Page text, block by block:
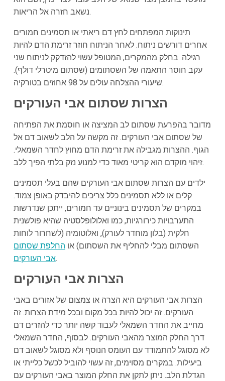
נשאב חזרה אל הריאות.
תינוקות המפתחים לחץ דם ריאתי או תסמינים חמורים
אחרים דורשים ניתוח. לאחר הניתוח חוזר זרימת הדם להיות
רגילה. בחלק מהמקרים, המטופל עשוי להזדקק לניתוח שני
עקב חוסר התאמה של השסתומים (שסתום מיטרלי דולף).
שיעורי ההצלחה עולים על 98 אחוזים בטורקיה.
הצרות שסתום אבי העורקים
מדובר בהפרעת שסתום לב המציצה או חוסמת את הפתיחה
של שסתום אבי העורקים. זה מקשה על הלב לשאוב דם אל
הגוף. ההצרות מגבילה את זרימת הדם מחוץ לחדר השמאלי.
זיהוי מוקדם הוא קריטי מאוד כדי למנוע נזק בלתי הפיך ללב.
ילדים עם הצרות שסתום אבי העורקים שהם בעלי תסמינים
קלים או ללא תסמינים כלל צריכים להיבדק באופן צמוד.
במקרים של תסמינים בינוניים עד חמורים, ייתכן שנדרשות
התערבויות כירורגיות, כמו ואלולופלסטיה שהיא פולשנית
חלקית (בלון מוחדר לעורק), ואלוטומיה (לשחרור לוחות
השסתום מבלי להחליף את השסתום) או החלפת שסתום
אבי העורקים.
הצרות אבי העורקים
הצרות אבי העורקים היא הצרה או צמצום של אזורים באבי
העורקים. זה יכול להיות בכל מקום ובכל מידת הצרות. זה
מחייב את החדר השמאלי לעבוד קשה יותר כדי להזרים דם
דרך החלק המוצר מהאבי העורקים. לבסוף, החדר השמאלי
לא מסוגל להתמודד עם העומס הנוסף ולא מסוגל לשאוב דם
ביעילות. במקרים מסוימים, זה עשוי להוביל לכשל כלייתי או
הגדלת הלב. ניתן לתקן את החלק המוצר באבי העורקים עם